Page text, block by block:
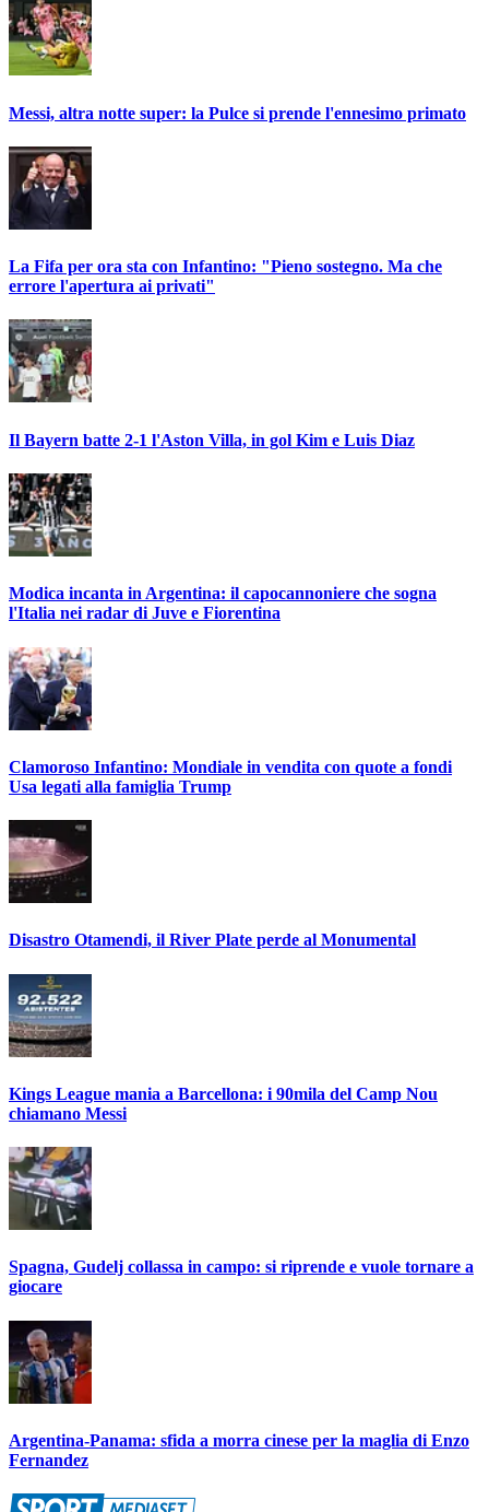
Messi, altra notte super: la Pulce si prende l'ennesimo primato
La Fifa per ora sta con Infantino: "Pieno sostegno. Ma che
errore l'apertura ai privati"
Il Bayern batte 2-1 l'Aston Villa, in gol Kim e Luis Diaz
Modica incanta in Argentina: il capocannoniere che sogna
l'Italia nei radar di Juve e Fiorentina
Clamoroso Infantino: Mondiale in vendita con quote a fondi
Usa legati alla famiglia Trump
Disastro Otamendi, il River Plate perde al Monumental
Kings League mania a Barcellona: i 90mila del Camp Nou
chiamano Messi
Spagna, Gudelj collassa in campo: si riprende e vuole tornare a
giocare
Argentina-Panama: sfida a morra cinese per la maglia di Enzo
Fernandez